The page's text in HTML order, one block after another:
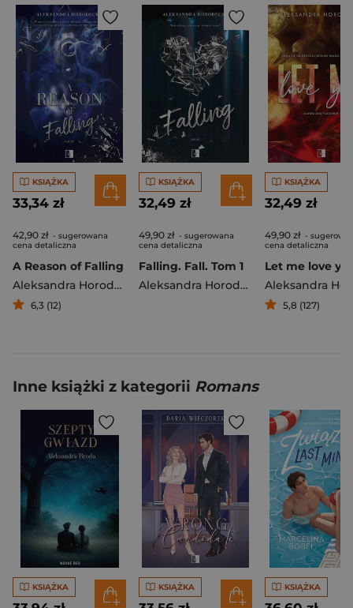
KSIĄŻKA
33,34 zł
42,90 zł - sugerowana
cena detaliczna
A Reason of Falling
Aleksandra Horodecka
6,3 (12)
KSIĄŻKA
32,49 zł
49,90 zł - sugerowana
cena detaliczna
Falling. Fall. Tom 1
Aleksandra Horodecka
KSIĄŻKA
32,49 zł
49,90 zł -
cena detaliczna
Let me love
5,8 (127)
Inne książki z kategorii Romans
KSIĄŻKA KSIĄŻKA KSIĄŻKA